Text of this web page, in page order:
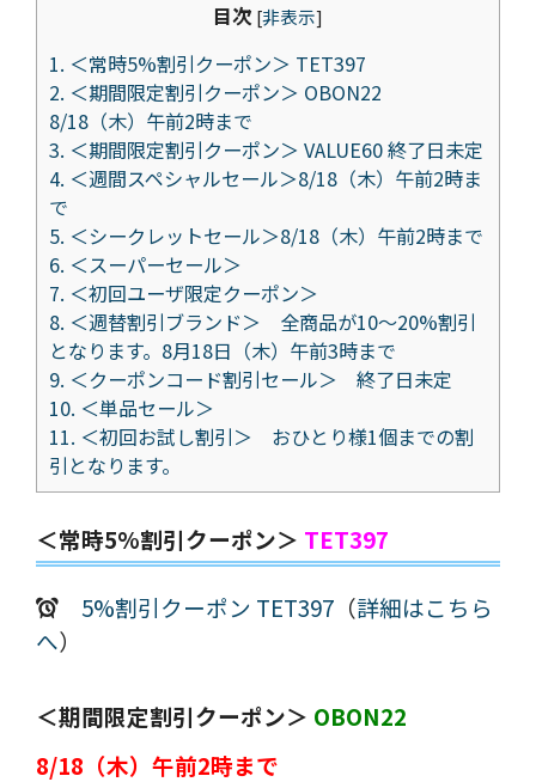
目次 [非表示]
1. ＜常時5%割引クーポン＞ TET397
2. ＜期間限定割引クーポン＞ OBON22
8/18（木）午前2時まで
3. ＜期間限定割引クーポン＞ VALUE60 終了日未定
4. ＜週間スペシャルセール＞8/18（木）午前2時ま
で
5. ＜シークレットセール＞8/18（木）午前2時まで
6. ＜スーパーセール＞
7. ＜初回ユーザ限定クーポン＞
8. ＜週替割引ブランド＞ 全商品が10～20%割引
となります。8月18日（木）午前3時まで
9. ＜クーポンコード割引セール＞ 終了日未定
10. ＜単品セール＞
11. ＜初回お試し割引＞ おひとり様1個までの割
引となります。
＜常時5%割引クーポン＞ TET397
5%割引クーポン TET397 （詳細はこちら
へ）
＜期間限定割引クーポン＞ OBON22
8/18（木）午前2時まで